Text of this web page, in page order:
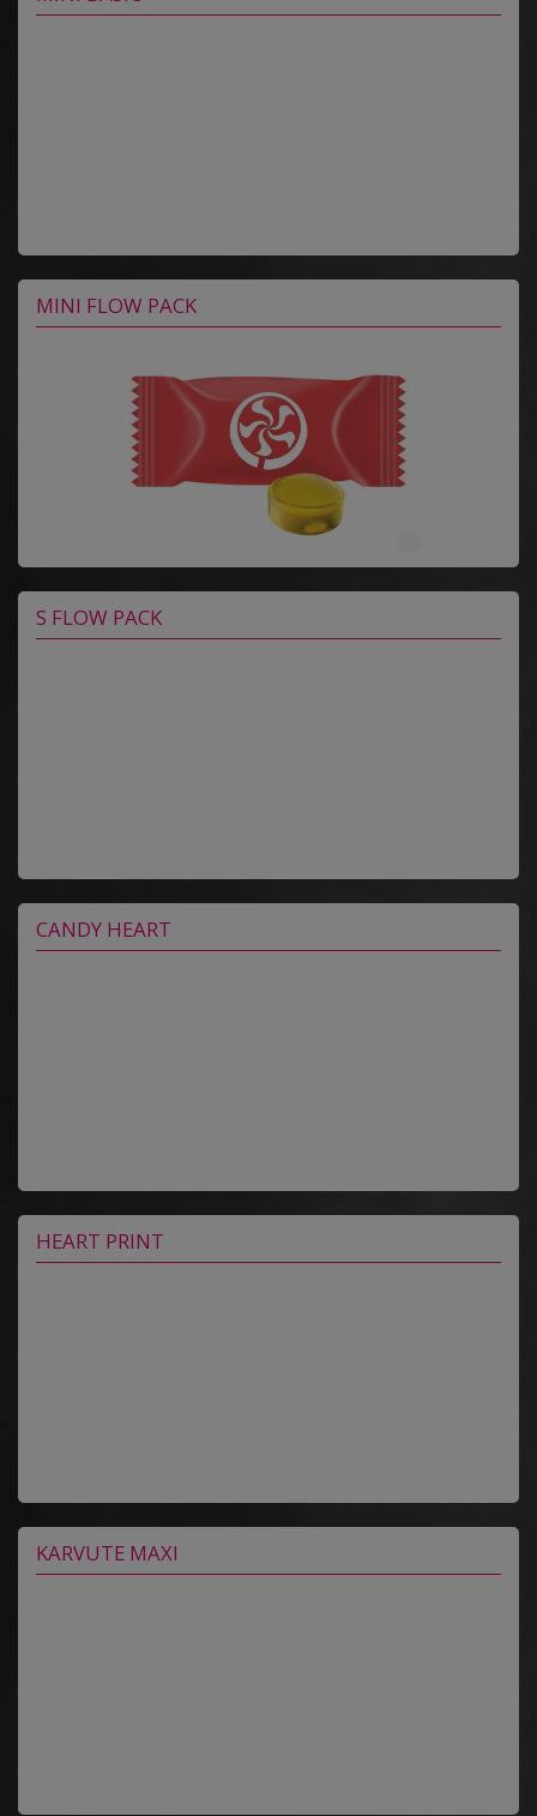
MINI FLOW PACK
S FLOW PACK
CANDY HEART
HEART PRINT
KARVUTE MAXI